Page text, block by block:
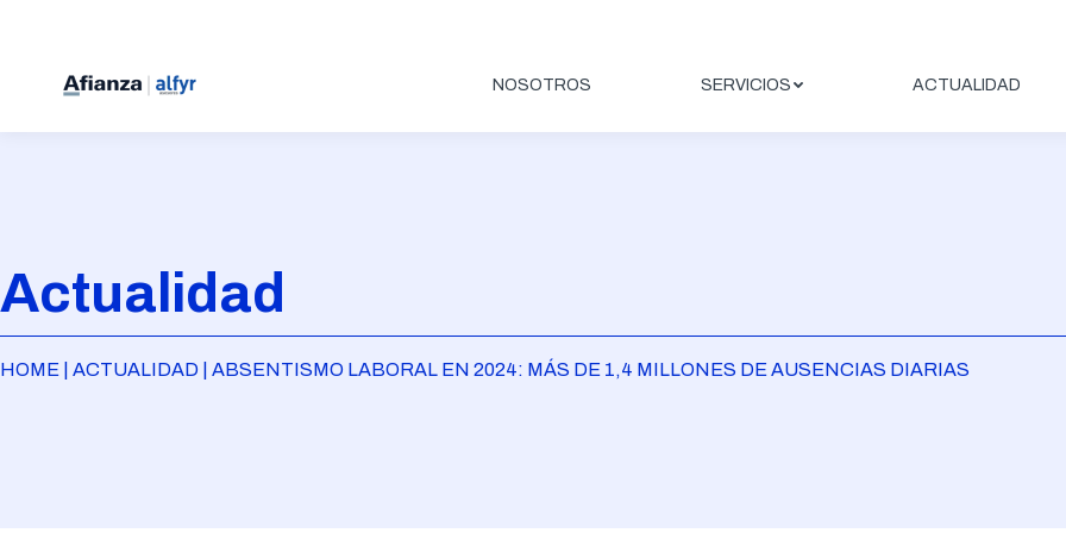
NOSOTROS SERVICIOS ACTUALIDAD
Actualidad
HOME | ACTUALIDAD | ABSENTISMO LABORAL EN 2024: MÁS DE 1,4 MILLONES DE AUSENCIAS DIARIAS